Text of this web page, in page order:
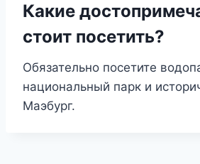
Какие
стоит посетить?
Обязательно посетите
национальный парк и
Маэбург.